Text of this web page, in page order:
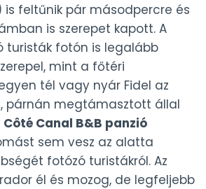
is feltűnik pár másodpercre és
is szerepet kapott. A
turisták fotón is legalább
mint a főtéri
tél vagy nyár Fidel az
párnán megtámasztott állal
Côté Canal B&B panzió
sem vesz az alatta
fotózó turistákról. Az
él és mozog, de legfeljebb